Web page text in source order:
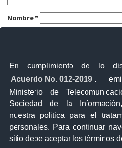
En cumplimiento de lo
Acuerdo No. 012-2019 ,
Ministerio de
Sociedad de la
nuestra política para el
personales. Para continuar
sitio debe aceptar los términos
Nombre*
Guarda mi nombre, correo
navegador para la próxima vez que
Contacto